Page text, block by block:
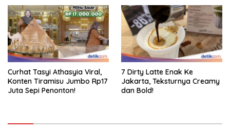
Curhat Tasyi Athasyia Viral,
Konten Tiramisu Jumbo Rp17
Juta Sepi Penonton!
7 Dirty Latte Enak Ke
Jakarta, Teksturnya Creamy
dan Bold!